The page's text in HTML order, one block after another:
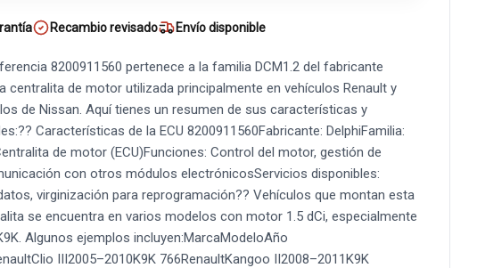
Recambio revisado Envío disponible
8200911560 pertenece a la familia DCM1.2 del fabricante
centralita de motor utilizada principalmente en vehículos Renault y
de Nissan. Aquí tienes un resumen de sus características y
Características de la ECU 8200911560Fabricante: DelphiFamilia:
de motor (ECU)Funciones: Control del motor, gestión de
con otros módulos electrónicosServicios disponibles:
virginización para reprogramación?? Vehículos que montan esta
se encuentra en varios modelos con motor 1.5 dCi, especialmente
Algunos ejemplos incluyen:MarcaModeloAño
III2005–2010K9K 766RenaultKangoo II2008–2011K9K